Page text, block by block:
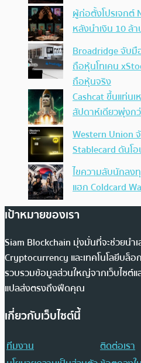
ผู้ก่อตั้งโปรเจกต์
หลังนำเงิน 10 ล้
Broadridge จับมื
ถือหุ้นโทเคน
ถือหุ้นจริง
Cashcat ขึ้นแท่น
สัปดาห์เดียวพุ่งก
Western Union
Stablecard ดันโ
ไขความลับนักลง
แฮก Coldcard
เป้าหมายของเรา
Siam Blockchain มุ่งมั่นที่จะช่วยนำ
Cryptocurrency และเทคโนโลยีบล็อ
รวบรวมข้อมูลส่วนใหญ่จากเว็บไซต์แ
แปลส่งตรงถึงฟีดคุณ
เกี่ยวกับเว็บไซต์นี้
ทีมงาน
ติดต่อเรา